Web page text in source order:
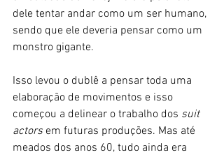
dele tentar andar como um ser humano,
sendo que ele deveria pensar como um
monstro gigante.
Isso levou o dublê a pensar toda uma
elaboração de movimentos e isso
começou a delinear o trabalho dos suit
actors em futuras produções. Mas até
meados dos anos 60, tudo ainda era